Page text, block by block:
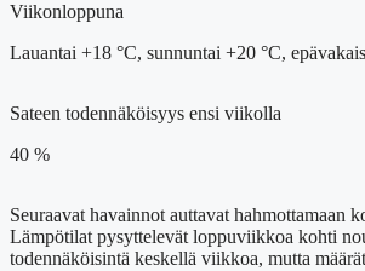
Viikonloppuna
Lauantai +18 °C, sunnuntai +20 °C,
Sateen todennäköisyys ensi viikolla
40 %
Seuraavat havainnot auttavat hahmottamaan
Lämpötilat pysyttelevät loppuviikkoa kohti
todennäköisintä keskellä viikkoa, mutta